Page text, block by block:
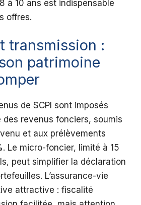
à 10 ans est indispensable
offres.
transmission :
patrimoine
de SCPI sont imposés
revenus fonciers, soumis
et aux prélèvements
Le micro-foncier, limité à 15
peut simplifier la déclaration
L’assurance-vie
attractive : fiscalité